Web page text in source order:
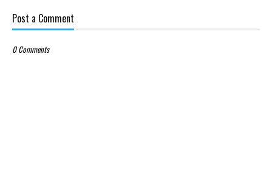
Post a Comment
0 Comments